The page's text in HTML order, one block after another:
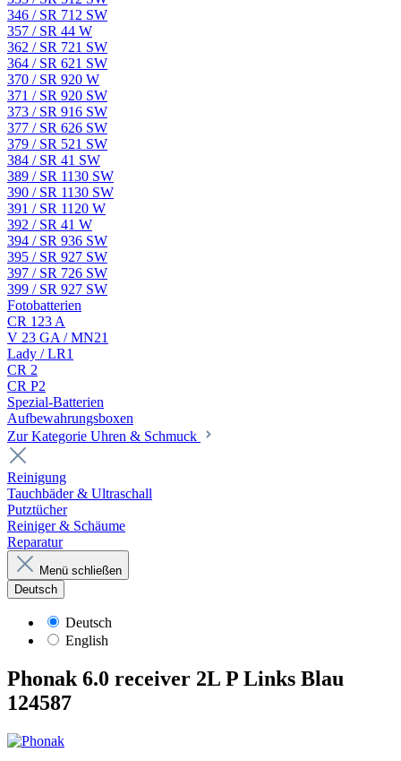
346 / SR 712 SW
357 / SR 44 W
362 / SR 721 SW
364 / SR 621 SW
370 / SR 920 W
371 / SR 920 SW
373 / SR 916 SW
377 / SR 626 SW
379 / SR 521 SW
384 / SR 41 SW
389 / SR 1130 SW
390 / SR 1130 SW
391 / SR 1120 W
392 / SR 41 W
394 / SR 936 SW
395 / SR 927 SW
397 / SR 726 SW
399 / SR 927 SW
Fotobatterien
CR 123 A
V 23 GA / MN21
Lady / LR1
CR 2
CR P2
Spezial-Batterien
Aufbewahrungsboxen
Zur Kategorie Uhren & Schmuck
Reinigung
Tauchbäder & Ultraschall
Putztücher
Reiniger & Schäume
Reparatur
Menü schließen
Deutsch
Deutsch
English
Phonak 6.0 receiver 2L P Links Blau
124587